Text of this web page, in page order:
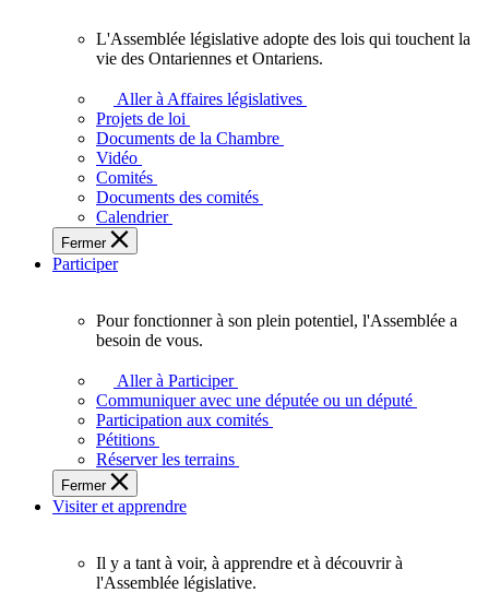
l'Ontario.
L'Assemblée
adopte
touchent
des
Ontariennes
et
L'Assemblée législative adopte des lois qui touchent la
vie des Ontariennes et Ontariens.
Aller à Affaires législatives
Projets de loi
Documents de la Chambre
Vidéo
Comités
Documents des comités
Calendrier
Fermer
Participer
plein
potentiel,
l'Assemblée
a
besoin
de
Pour fonctionner à son plein potentiel, l'Assemblée a
besoin de vous.
Aller à Participer
Communiquer avec une députée ou un député
Participation aux comités
Pétitions
Réserver les terrains
Fermer
Visiter et apprendre
Il y a tant à voir, à apprendre et à découvrir à
l'Assemblée législative.